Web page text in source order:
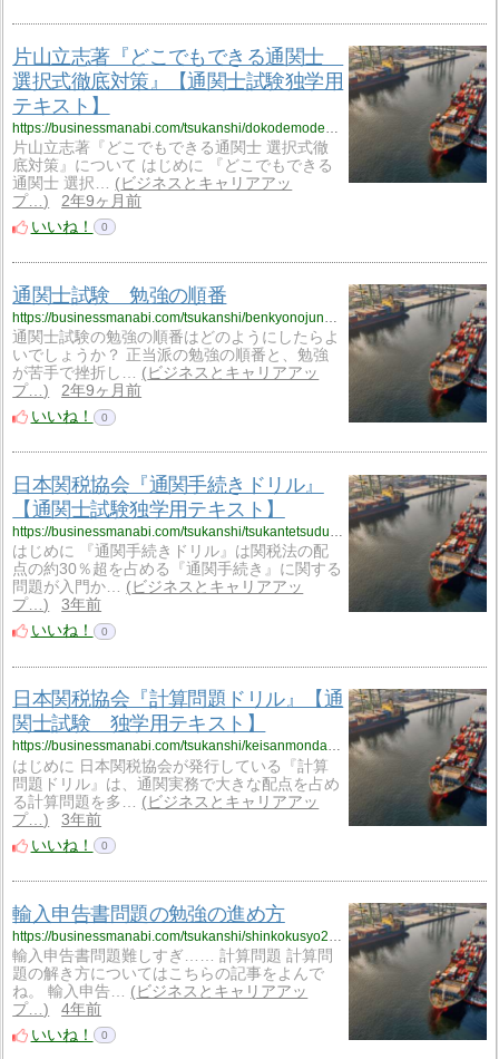
片山立志著『どこでもできる通関士
選択式徹底対策』【通関士試験独学用
テキスト】
片山立志著『どこでもできる通関士 選択式徹
底対策』について はじめに 『どこでもできる
通関士 選択…
ビジネスとキャリアアッ
プ…
2年9ヶ月前
いいね！
0
通関士試験 勉強の順番
https://businessmanabi.com/tsukanshi/benkyonojunban
通関士試験の勉強の順番はどのようにしたらよ
いでしょうか？ 正当派の勉強の順番と、勉強
が苦手で挫折し…
ビジネスとキャリアアッ
プ…
2年9ヶ月前
いいね！
0
日本関税協会『通関手続きドリル』
【通関士試験独学用テキスト】
https://businessmanabi.com/tsukanshi/tsukantetsudukidrill
はじめに 『通関手続きドリル』は関税法の配
点の約30％超を占める『通関手続き』に関する
問題が入門か…
ビジネスとキャリアアッ
プ…
3年前
いいね！
0
日本関税協会『計算問題ドリル』【通
関士試験 独学用テキスト】
https://businessmanabi.com/tsukanshi/keisanmondaidrill
はじめに 日本関税協会が発行している『計算
問題ドリル』は、通関実務で大きな配点を占め
る計算問題を多…
ビジネスとキャリアアッ
プ…
3年前
いいね！
0
輸入申告書問題の勉強の進め方
輸入申告書問題難しすぎ…… 計算問題 計算問
題の解き方についてはこちらの記事をよんで
ね。 輸入申告…
ビジネスとキャリアアッ
プ…
4年前
いいね！
0